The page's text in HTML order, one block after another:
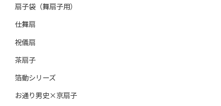
扇子袋（舞扇子用）
仕舞扇
祝儀扇
茶扇子
箔動シリーズ
お通り男史×京扇子